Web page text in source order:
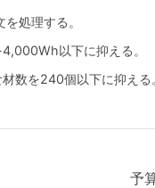
処理する。
以下に抑える。
数を240個以下に抑える
予